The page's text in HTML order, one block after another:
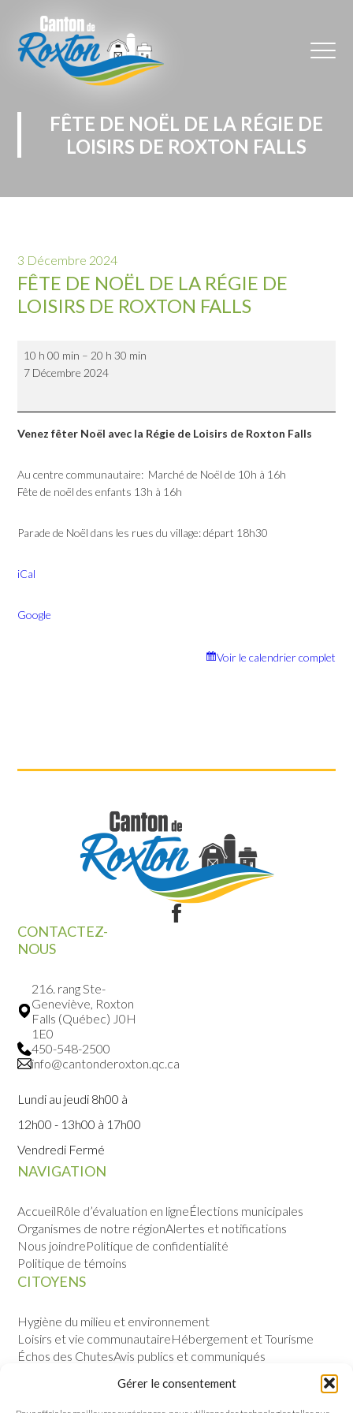
Gérer le consentement
FÊTE DE NOËL DE LA RÉGIE DE
LOISIRS DE ROXTON FALLS
3 Décembre 2024
FÊTE DE NOËL DE LA RÉGIE DE
LOISIRS DE ROXTON FALLS
de
Noël
de
de
Roxton
Falls
10 h 00 min – 20 h 30 min
7 Décembre 2024
Venez fêter Noël avec la Régie de Loisirs de Roxton Falls
Au centre communautaire: Marché de Noël de 10h à 16h
Fête de noël des enfants 13h à 16h
Parade de Noël dans les rues du village: départ 18h30
iCal
Google
Voir le calendrier complet
NAVIGATION
AccueilRôle d’évaluation en ligneÉlections municipales
Organismes de notre régionAlertes et notifications
Nous joindrePolitique de confidentialité
Politique de témoins
CITOYENS
Hygiène du milieu et environnement
Loisirs et vie communautaireHébergement et Tourisme
Échos des ChutesAvis publics et communiqués
CONTACTEZ-
NOUS
216. rang Ste-
Geneviève, Roxton
Falls (Québec) J0H
1E0
450-548-2500
info@cantonderoxton.qc.ca
Lundi au jeudi 8h00 à
12h00 - 13h00 à 17h00
Vendredi Fermé